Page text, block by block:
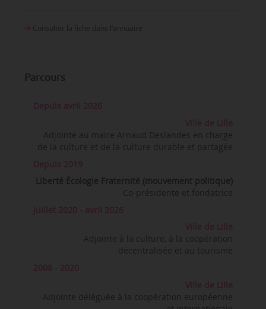
Parcours
Adjointe au maire Arnaud Deslandes en charge
de la culture et de la culture durable et partagée
Liberté Écologie Fraternité (mouvement politique)
Co-présidente et fondatrice
Adjointe à la culture, à la coopération
décentralisée et au tourisme
Adjointe déléguée à la coopération européenne